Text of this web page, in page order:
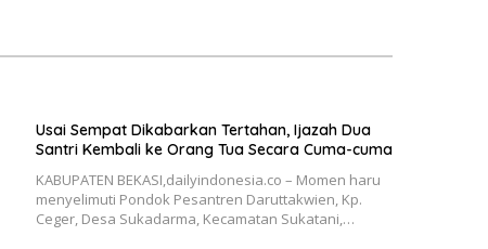
Usai Sempat Dikabarkan Tertahan, Ijazah Dua
Santri Kembali ke Orang Tua Secara Cuma-cuma
KABUPATEN BEKASI,dailyindonesia.co – Momen haru
menyelimuti Pondok Pesantren Daruttakwien, Kp.
Ceger, Desa Sukadarma, Kecamatan Sukatani,…